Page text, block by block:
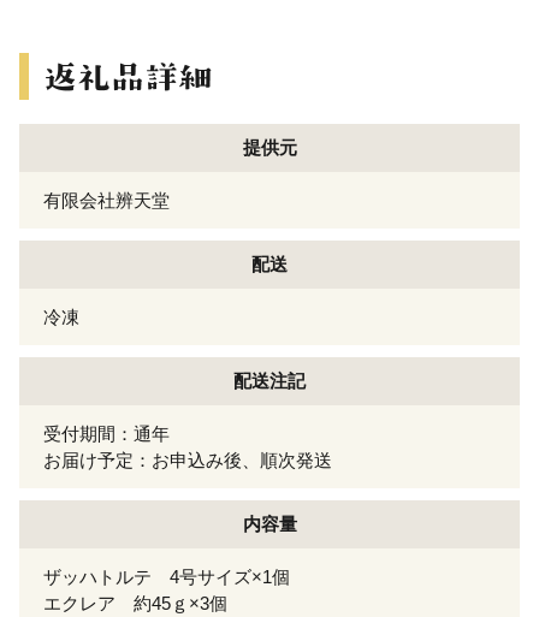
提供元
有限会社辨天堂
配送
冷凍
配送注記
受付期間：通年
お届け予定：お申込み後、順次発送
内容量
ザッハトルテ 4号サイズ×1個
エクレア 約45ｇ×3個